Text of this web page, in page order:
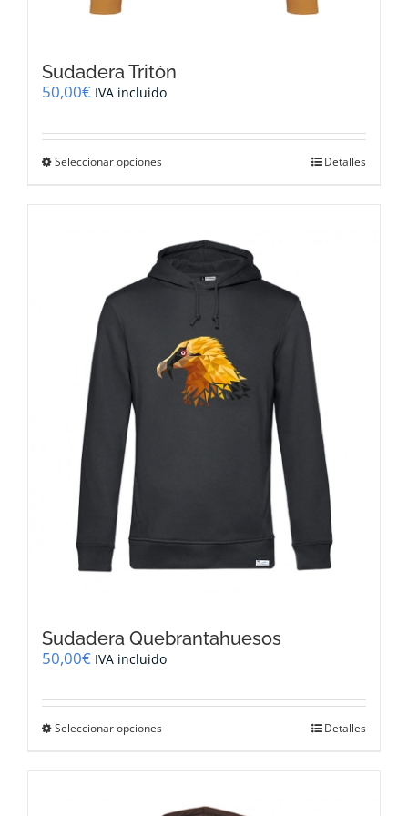
Sudadera Tritón
50,00€ IVA incluido
Seleccionar opciones
variantes.
Las
opciones
se
elegir
en
la
página
Detalles
Sudadera Quebrantahuesos
50,00€ IVA incluido
Seleccionar opciones
variantes.
Detalles